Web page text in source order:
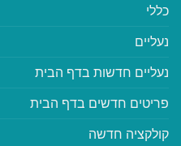
כללי
נעליים
נעליים חדשות בדף הבית
פריטים חדשים בדף הבית
קולקציה חדשה